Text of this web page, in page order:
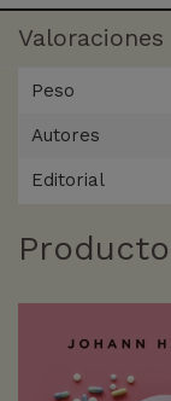
Valoraciones
Peso
Autores
Editorial